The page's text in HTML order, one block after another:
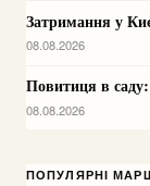
Затримання у
08.08.2026
Повитиця в
08.08.2026
ПОПУЛЯРНІ